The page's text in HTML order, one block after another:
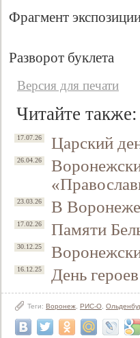
Фрагмент
Разворот буклета
Версия для печати
Читайте также:
17.07.26 Царский
26.04.26
23.03.26 В
17.02.26 Памяти
30.12.25
16.12.25 День
Теги: Воронеж РИС-О